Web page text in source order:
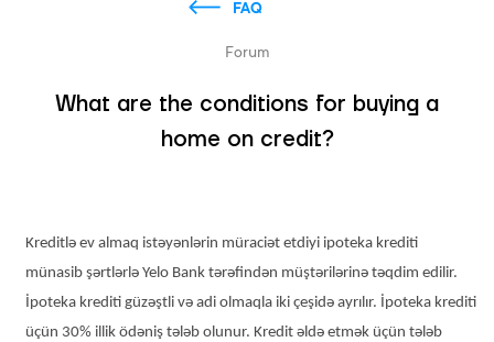
FAQ
Forum
What are the conditions for buying a
home on credit?
Kreditlə ev almaq istəyənlərin müraciət etdiyi ipoteka krediti
münasib şərtlərlə Yelo Bank tərəfindən müştərilərinə təqdim edilir.
İpoteka krediti güzəştli və adi olmaqla iki çeşidə ayrılır. İpoteka krediti
üçün 30% illik ödəniş tələb olunur. Kredit əldə etmək üçün tələb